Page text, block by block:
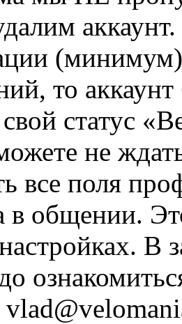
то
статус
не
все поля
в общении.
В